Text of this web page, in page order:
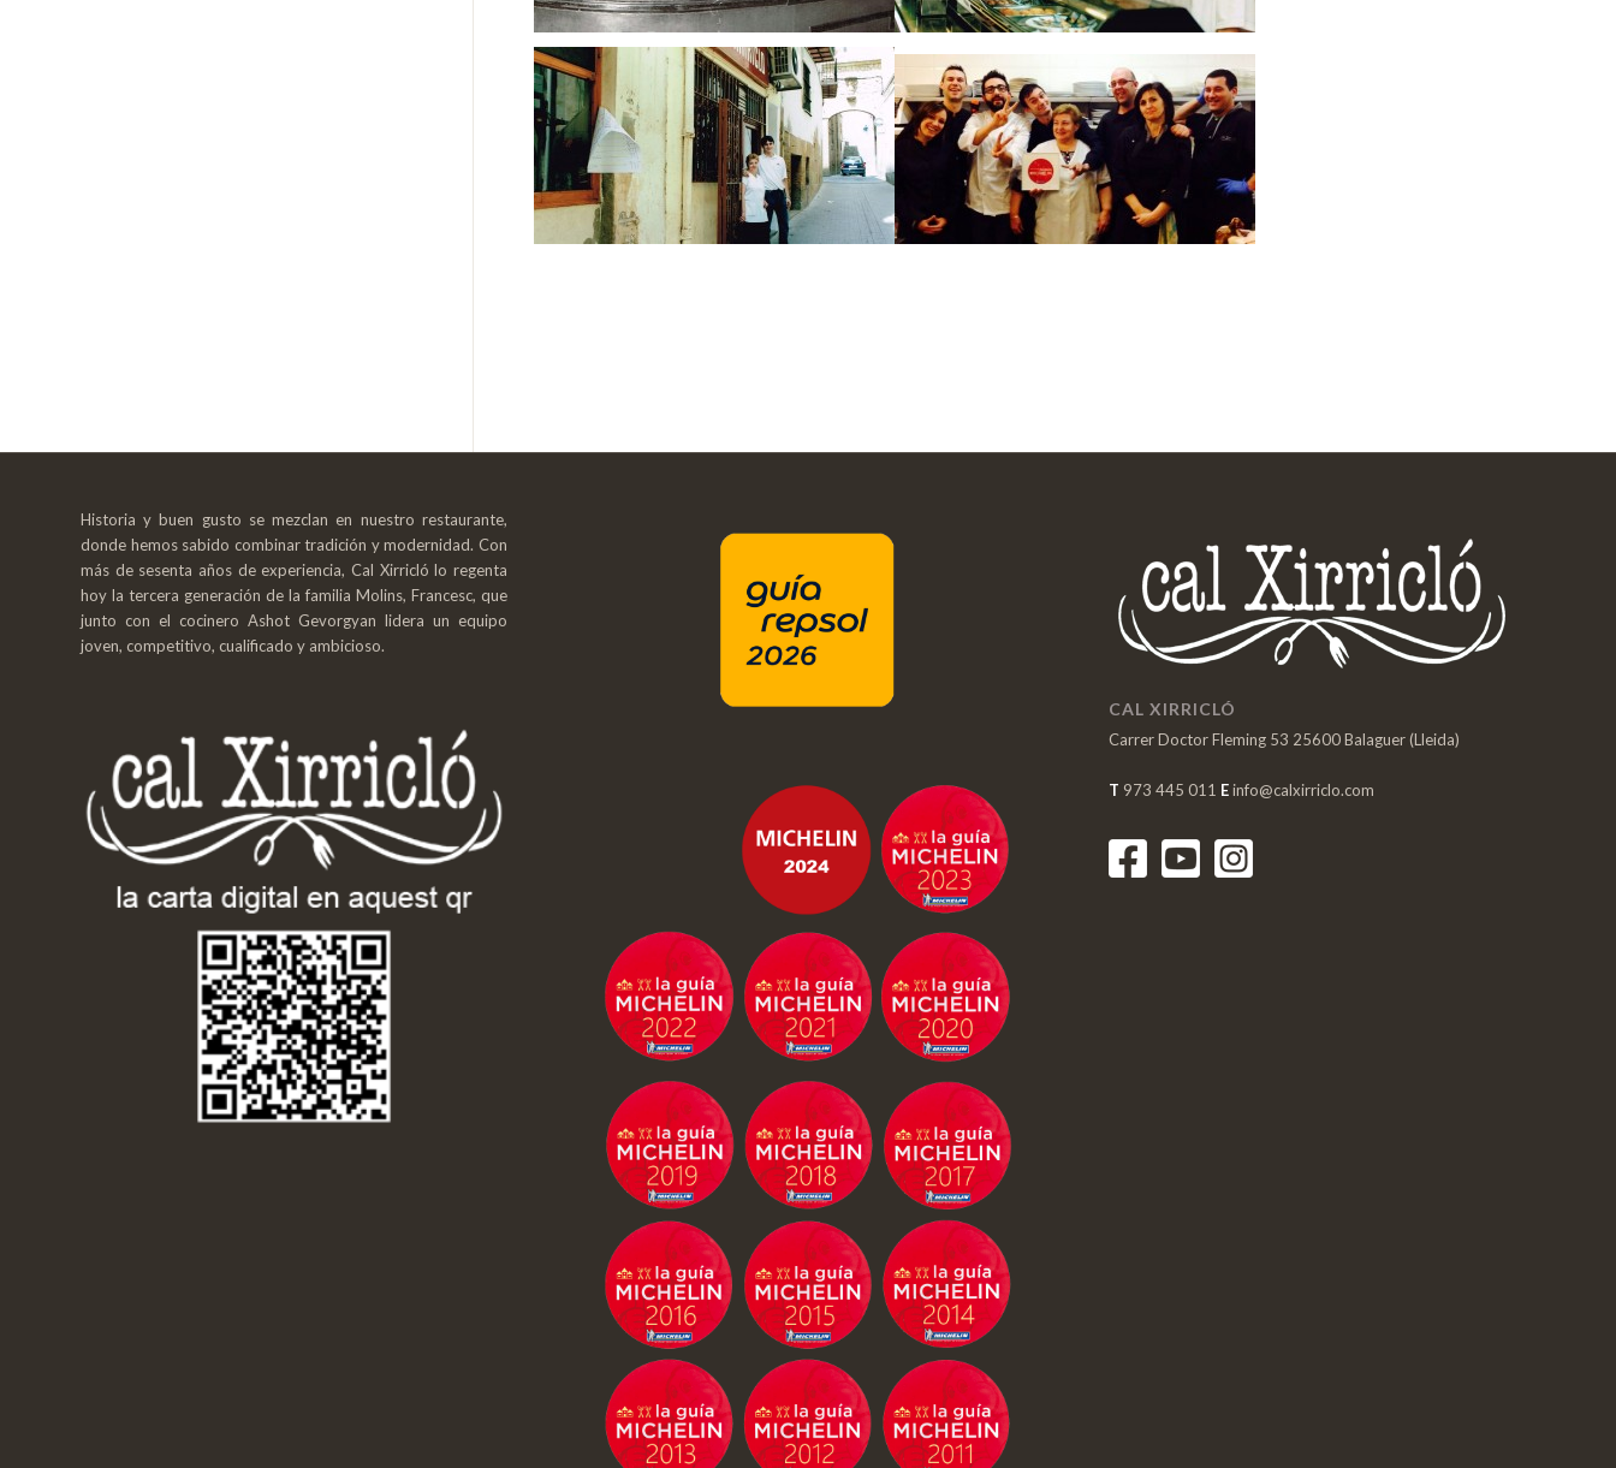
Historia y buen gusto se mezclan en nuestro restaurante,
donde hemos sabido combinar tradición y modernidad. Con
más de sesenta años de experiencia, Cal Xirricló lo regenta
hoy la tercera generación de la familia Molins, Francesc, que
junto con el cocinero Ashot Gevorgyan lidera un equipo
joven, competitivo, cualificado y ambicioso.
CAL XIRRICLÓ
Carrer Doctor Fleming 53 25600 Balaguer (Lleida)
T 973 445 011 Einfo@calxirriclo.com